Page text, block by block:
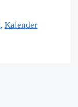
,Kalender